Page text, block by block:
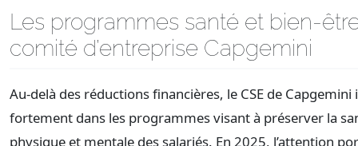
Les programmes santé et bien-
comité d’entreprise Capgemini
Au-delà des réductions financières, le CSE de Capgemini
fortement dans les programmes visant à préserver la
physique et mentale des salariés. En 2025, l’attention